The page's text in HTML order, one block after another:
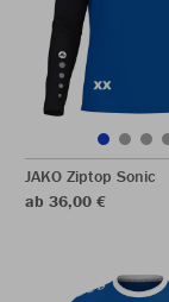
JAKO Ziptop Sonic
ab 36,00 €